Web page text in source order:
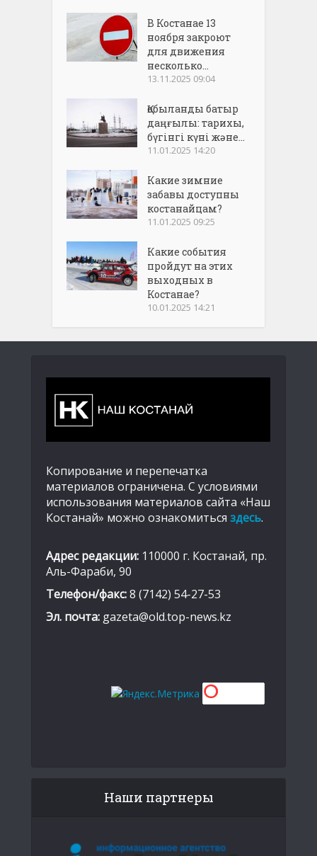
В Костанае 13
ноября закроют
для движения
несколько...
13.11.2025 09:04
Қобыланды батыр
даңғылы: тарихы,
бүгінгі күні және...
11.01.2025 14:20
Какие зимние
забавы доступны
костанайцам?
11.01.2025 09:25
Какие события
пройдут на этих
выходных в
Костанае?
10.01.2025 14:21
Копирование и перепечатка
материалов ограничена. С условиями
использования материалов сайта «Наш
Костанай» можно ознакомиться здесь.
Адрес редакции: 110000 г. Костанай, пр.
Аль-Фараби, 90
Телефон/факс:8 (7142) 54-27-53
Эл. почта: gazeta@old.top-news.kz
Наши партнеры